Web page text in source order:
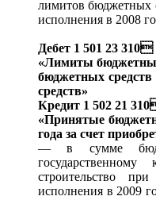
лимитов бюджетных
исполнения в 2008
Дебет 1 501 23 310
«Лимиты
бюджетных
средств»
Кредит 1 502 21
«Принятые
года за счет
— в сумме
государственному
строительство
исполнения в 2009